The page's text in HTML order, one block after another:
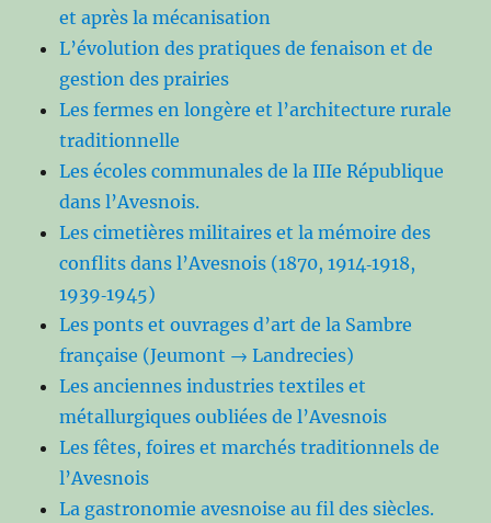
et après la mécanisation
L’évolution des pratiques de fenaison et de
gestion des prairies
Les fermes en longère et l’architecture rurale
traditionnelle
Les écoles communales de la IIIe République
dans l’Avesnois.
Les cimetières militaires et la mémoire des
conflits dans l’Avesnois (1870, 1914‑1918,
1939‑1945)
Les ponts et ouvrages d’art de la Sambre
française (Jeumont → Landrecies)
Les anciennes industries textiles et
métallurgiques oubliées de l’Avesnois
Les fêtes, foires et marchés traditionnels de
l’Avesnois
La gastronomie avesnoise au fil des siècles.